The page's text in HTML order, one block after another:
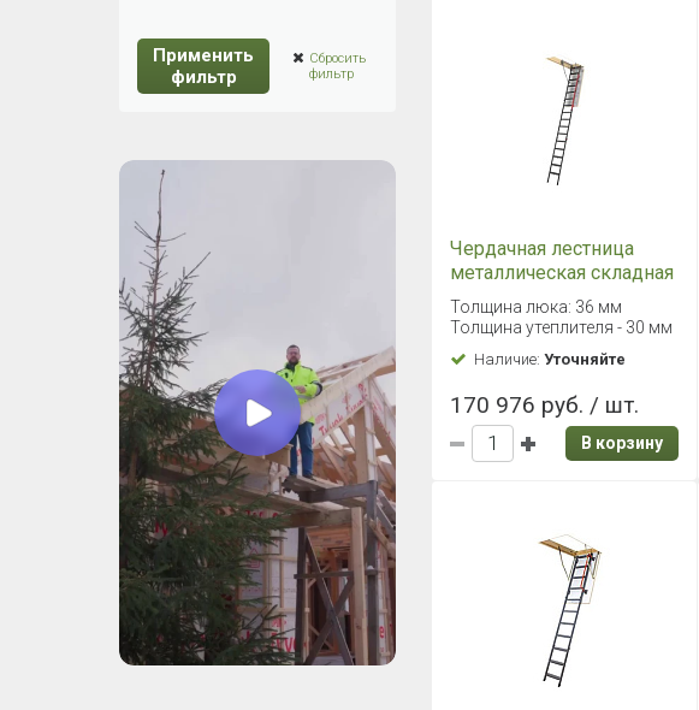
Чердачная лестница
металлическая складная
Fakro LMP 86х144/366
Толщина люка: 36 мм
Толщина утеплителя - 30 мм
Наличие: Уточняйте
170 976 руб. / шт.
В корзину
Применить
фильтр
Сбросить
фильтр